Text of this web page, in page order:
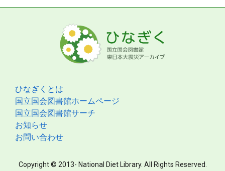
ひなぎくとは
国立国会図書館ホームページ
国立国会図書館サーチ
お知らせ
お問い合わせ
Copyright © 2013- National Diet Library. All Rights Reserved.